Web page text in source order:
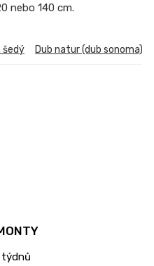
nebo 140 cm.
šedý Dub natur (dub sonoma)